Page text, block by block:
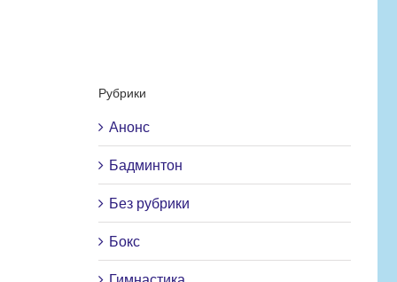
Рубрики
Анонс
Бадминтон
Без рубрики
Бокс